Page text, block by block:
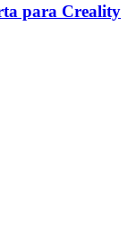
para Creality